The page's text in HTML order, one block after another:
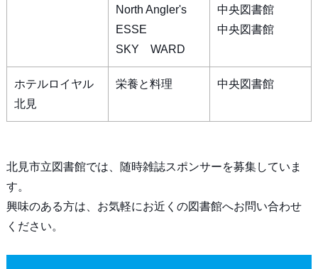
North Angler's
ESSE
SKY WARD
中央図書館
中央図書館
ホテルロイヤル
北見
栄養と料理 中央図書館
北見市立図書館では、随時雑誌スポンサーを募集していま
す。
興味のある方は、お気軽にお近くの図書館へお問い合わせ
ください。